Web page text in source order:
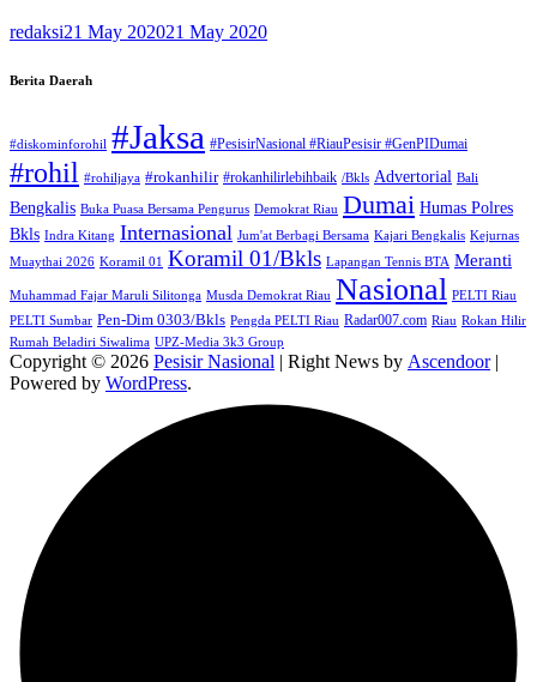
redaksi21 May 202021 May 2020
Berita Daerah
#diskominforohil #Jaksa #PesisirNasional #RiauPesisir #GenPIDumai
#rohil #rohiljaya #rokanhilir #rokanhilirlebihbaik /Bkls Advertorial Bali
Bengkalis Buka Puasa Bersama Pengurus Demokrat Riau Dumai Humas Polres
Bkls Indra Kitang Internasional Jum'at Berbagi Bersama Kajari Bengkalis Kejurnas
Muaythai 2026 Koramil 01 Koramil 01/Bkls Lapangan Tennis BTA Meranti
Muhammad Fajar Maruli Silitonga Musda Demokrat Riau Nasional PELTI Riau
PELTI Sumbar Pen-Dim 0303/Bkls Pengda PELTI Riau Radar007.com Riau Rokan Hilir
Rumah Beladiri Siwalima UPZ-Media 3k3 Group
Copyright © 2026 Pesisir Nasional | Right News by Ascendoor|
Powered by WordPress.